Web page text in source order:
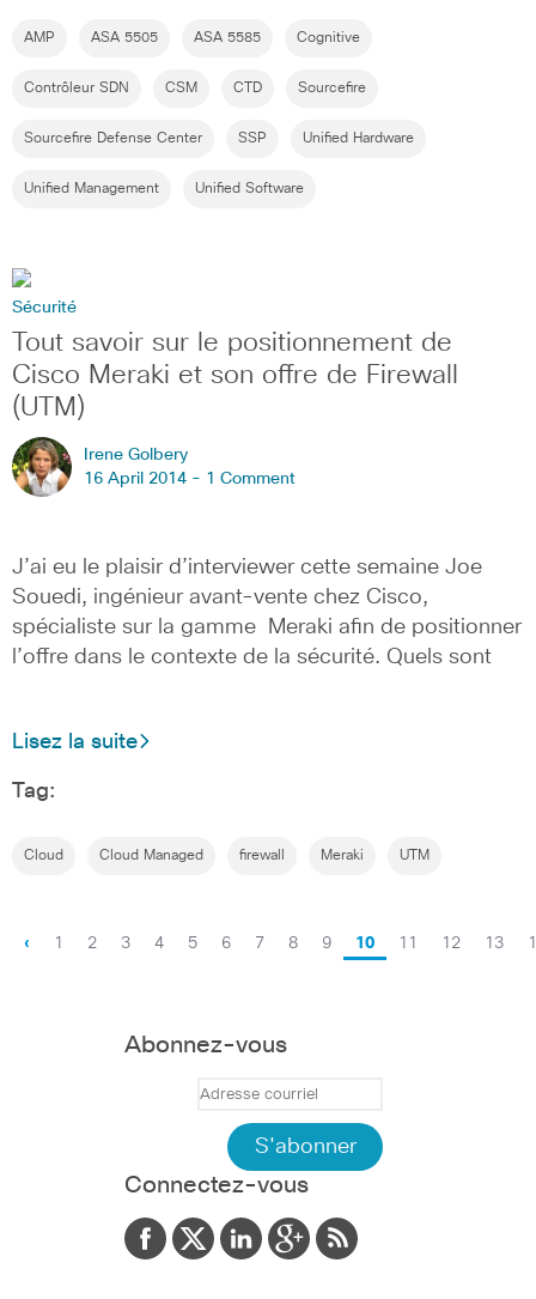
AMP ASA 5505 ASA 5585 Cognitive
Contrôleur SDN CSM CTD Sourcefire
Sourcefire Defense Center SSP Unified Hardware
Unified Management Unified Software
Sécurité
Tout savoir sur le positionnement de
Cisco Meraki et son offre de Firewall
(UTM)
Irene Golbery
16 April 2014 - 1 Comment
J’ai eu le plaisir d’interviewer cette semaine Joe
Souedi, ingénieur avant-vente chez Cisco,
spécialiste sur la gamme Meraki afin de positionner
l’offre dans le contexte de la sécurité. Quels sont
Lisez la suite
Tag:
Cloud Cloud Managed firewall Meraki UTM
‹ 1 2 3 4 5 6 7 8 9 10 11 12 13
Abonnez-vous
Connectez-vous